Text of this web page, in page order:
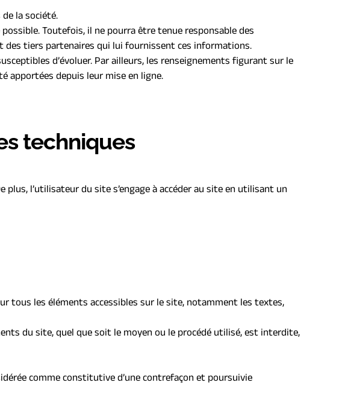
la société.
Toutefois, il ne pourra être tenue responsable des
des tiers partenaires qui lui fournissent ces informations.
d’évoluer. Par ailleurs, les renseignements figurant sur le
apportées depuis leur mise en ligne.
techniques
l’utilisateur du site s’engage à accéder au site en utilisant un
tous les éléments accessibles sur le site, notamment les textes,
du site, quel que soit le moyen ou le procédé utilisé, est interdite,
comme constitutive d’une contrefaçon et poursuivie